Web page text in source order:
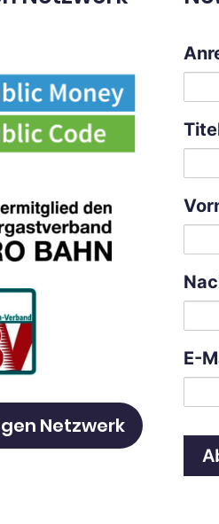
Netzwerk
E-